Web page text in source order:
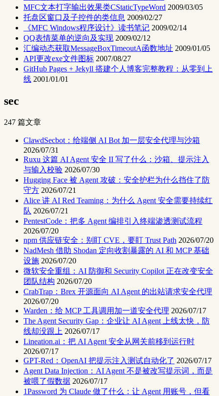
MFC文本打字输出效果类CStaticTypeWord 2009/03/05
托盘区窗口及子控件的类信息 2009/02/27
《MFC Windows程序设计》读书笔记 2009/02/14
QQ表情菜单的逆向及实现 2009/02/12
汇编动态获取MessageBoxTimeoutA函数地址 2009/01/05
API更改exe文件图标 2007/08/27
GitHub Pages + Jekyll 搭建个人博客完整教程：从零到上
线 2001/01/01
sec
247 篇文章
ClawdSecbot：给端侧 AI Bot 加一层安全代理与沙箱
2026/07/31
Ruxu 这篇 AI Agent 安全 II 写了什么：沙箱、提示注入
与输入校验 2026/07/30
Hugging Face 被 Agent 攻破：安全护栏为什么挡住了防
守方 2026/07/21
Alice 讲 AI Red Teaming：为什么 Agent 安全需要持续红
队 2026/07/21
PentestCode：把多 Agent 编排引入终端渗透测试流程
2026/07/20
npm 供应链安全：别盯 CVE，要盯 Trust Path 2026/07/20
NadMesh 借助 Shodan 定向收割暴露的 AI 和 MCP 基础
设施 2026/07/20
微软安全重组：AI 防御和 Security Copilot 正在改变安全
团队结构 2026/07/20
CrabTrap：Brex 开源面向 AI Agent 的出站请求安全代理
2026/07/20
Warden：给 MCP 工具调用加一道安全代理 2026/07/17
The Agent Security Gap：企业让 AI Agent 上线太快，防
线却没跟上 2026/07/17
Lineation.ai：把 AI Agent 安全从网关前移到运行时
2026/07/17
GPT-Red：OpenAI 把提示注入测试自动化了 2026/07/17
Agent Data Injection：AI Agent 不是被改写提示词，而是
被喂了假数据 2026/07/17
1Password 为 Claude 做了什么：让 Agent 用账号，但看